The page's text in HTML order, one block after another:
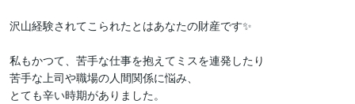
沢山経験されてこられたとはあなたの財産です✨
私もかつて、苦手な仕事を抱えてミスを連発したり
苦手な上司や職場の人間関係に悩み、
とても辛い時期がありました。